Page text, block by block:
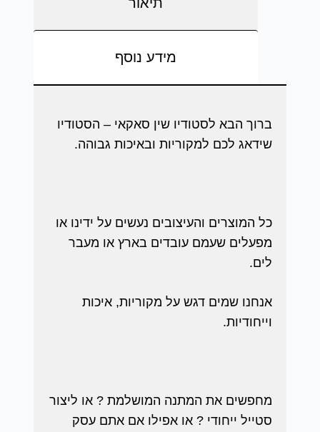
מידע נוסף
ברוך הבא לסטודיו שין סאקאי – הסטודיו
שידאג לכם למקוריות ובאיכות גבוהה.
כל המוצרים והעיצובים נעשים על ידינו או
מפעלים שעמם עובדים בארץ או מעבר
לים.
אנחנו שמים דגש על מקוריות, איכות
וייחודיות.
מחפשים את המתנה המושלמת ? או ליצור
סטייל ייחודי ? או אפילו אם אתם עסק